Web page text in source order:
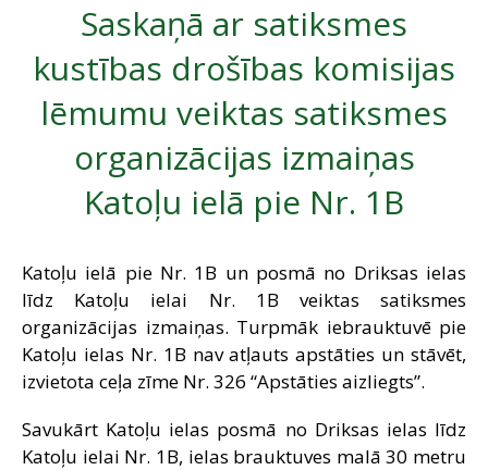
SAZIŅA
Saskaņā ar satiksmes
kustības drošības komisijas
lēmumu veiktas satiksmes
organizācijas izmaiņas
Katoļu ielā pie Nr. 1B
Katoļu ielā pie Nr. 1B un posmā no Driksas ielas
līdz Katoļu ielai Nr. 1B veiktas satiksmes
organizācijas izmaiņas. Turpmāk iebrauktuvē pie
Katoļu ielas Nr. 1B nav atļauts apstāties un stāvēt,
izvietota ceļa zīme Nr. 326 “Apstāties aizliegts”.
Savukārt Katoļu ielas posmā no Driksas ielas līdz
Katoļu ielai Nr. 1B, ielas brauktuves malā 30 metru